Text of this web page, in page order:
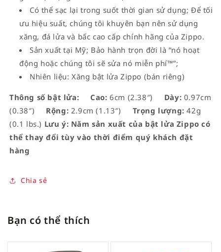
Có thể sạc lại trong suốt thời gian sử dụng; Để tối
ưu hiệu suất, chúng tôi khuyên bạn nên sử dụng
xăng, đá lửa và bấc cao cấp chính hãng của Zippo.
Sản xuất tại Mỹ; Bảo hành trọn đời là “nó hoạt
động hoặc chúng tôi sẽ sửa nó miễn phí™”;
Nhiên liệu: Xăng bật lửa Zippo (bán riêng)
Thông số bật lửa: Cao: 6cm (2.38″) Dày: 0.97cm
(0.38″)
Rộng: 2.9cm (1.13″) Trọng lượng: 42g
(0.1 lbs.) Lưu ý: Năm sản xuất của bật lửa Zippo có
thể thay đổi tùy vào thời điểm quý khách đặt
hàng
Chia sẻ
Bạn có thể thích